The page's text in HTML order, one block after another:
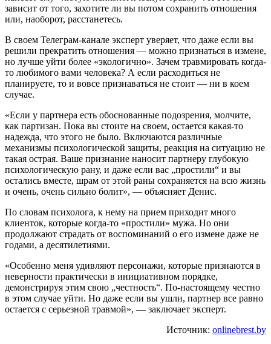
зависит от того, захотите ли вы потом сохранить отношения
или, наоборот, расстанетесь.
В своем Телеграм-канале эксперт уверяет, что даже если вы
решили прекратить отношения — можно признаться в измене,
но лучше уйти более «экологично». Зачем травмировать когда-
то любимого вами человека? А если расходиться не
планируете, то и вовсе признаваться не стоит — ни в коем
случае.
«Если у партнера есть обоснованные подозрения, молчите,
как партизан. Пока вы стоите на своем, остается какая-то
надежда, что этого не было. Включаются различные
механизмы психологической защиты, реакция на ситуацию не
такая острая. Ваше признание наносит партнеру глубокую
психологическую рану, и даже если вас „простили“ и вы
остались вместе, шрам от этой раны сохраняется на всю жизнь
и очень, очень сильно болит», — объясняет Денис.
По словам психолога, к нему на прием приходит много
клиенток, которые когда-то «простили» мужа. Но они
продолжают страдать от воспоминаний о его измене даже не
годами, а десятилетиями.
«Особенно меня удивляют персонажи, которые признаются в
неверности практически в инициативном порядке,
демонстрируя этим свою „честность“. По-настоящему честно
в этом случае уйти. Но даже если вы ушли, партнер все равно
остается с серьезной травмой», — заключает эксперт.
Источник: onlinebrest.by